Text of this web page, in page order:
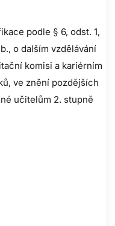
podle § 6, odst. 1,
o dalším vzdělávání
komisi a kariérním
ve znění pozdějších
učitelům 2. stupně